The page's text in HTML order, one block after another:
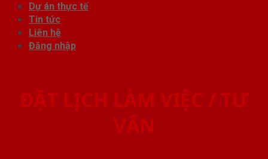
Dự án thực tế
Tin tức
Liên hệ
Đăng nhập
ĐẶT LỊCH LÀM VIỆC / TƯ
VẤN